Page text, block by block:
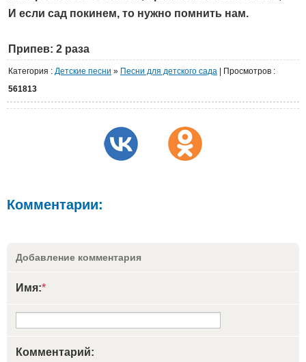
И если сад покинем, то нужно помнить нам.
Припев: 2 раза
Категория : Детские песни » Песни для детского сада Просмотров :
561813
Комментарии:
Добавление комментария
Имя:*
Комментарий: